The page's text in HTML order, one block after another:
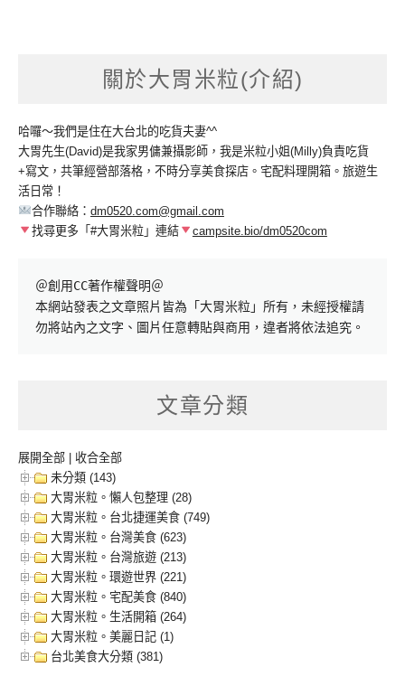
關於大胃米粒(介紹)
哈囉～我們是住在大台北的吃貨夫妻^^
大胃先生(David)是我家男傭兼攝影師，我是米粒小姐(Milly)負責吃貨
+寫文，共筆經營部落格，不時分享美食探店。宅配料理開箱。旅遊生
活日常！
合作聯絡： dm0520.com@gmail.com
找尋更多「#大胃米粒」連結
campsite.bio/dm0520com
＠創用CC著作權聲明＠
本網站發表之文章照片皆為「大胃米粒」所有，未經授權請
勿將站內之文字、圖片任意轉貼與商用，違者將依法追究。
文章分類
展開全部 | 收合全部
未分類 (143)
大胃米粒。懶人包整理 (28)
大胃米粒。台北捷運美食 (749)
大胃米粒。台灣美食 (623)
大胃米粒。台灣旅遊 (213)
大胃米粒。環遊世界 (221)
大胃米粒。宅配美食 (840)
大胃米粒。生活開箱 (264)
大胃米粒。美麗日記 (1)
台北美食大分類 (381)